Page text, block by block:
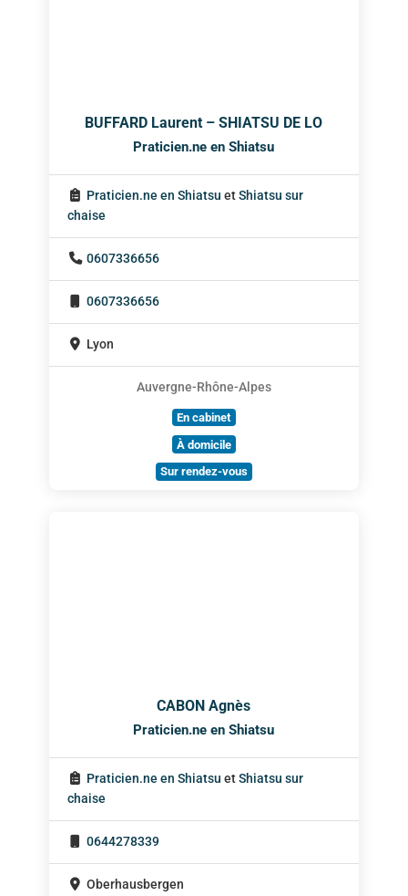
BUFFARD Laurent – SHIATSU DE LO
Praticien.ne en Shiatsu
Praticien.ne en Shiatsu etShiatsu sur
chaise
0607336656
0607336656
Lyon
Auvergne-Rhône-Alpes
En cabinet
À domicile
Sur rendez-vous
CABON Agnès
Praticien.ne en Shiatsu
Praticien.ne en Shiatsu etShiatsu sur
chaise
0644278339
Oberhausbergen